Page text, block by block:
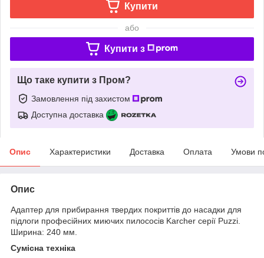
Купити
або
Купити з
Що таке купити з Пром?
Замовлення під захистом
Доступна доставка
Опис Характеристики Доставка Оплата Умови
Опис
Адаптер для прибирання твердих покриттів до насадки для
підлоги професійних миючих пилососів Karcher серії Puzzi.
Ширина: 240 мм.
Сумісна техніка